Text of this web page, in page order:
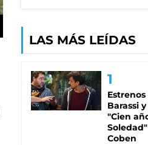
LAS MÁS LEÍDAS
Estrenos
Barassi
"Cien
Coben